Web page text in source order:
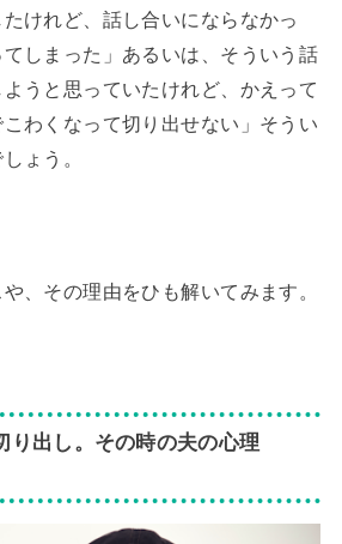
たけれど、話し合いにならなかっ
しまった」あるいは、そういう話
うと思っていたけれど、かえって
わくなって切り出せない」そうい
ょう。
、その理由をひも解いてみます。
り出し。その時の夫の心理